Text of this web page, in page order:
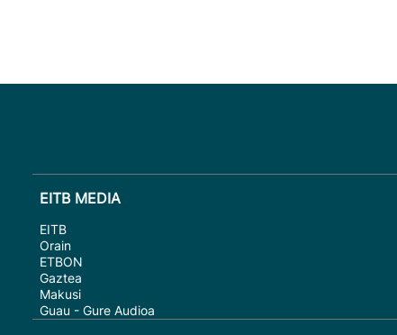
EITB MEDIA
EITB
Orain
ETBON
Gaztea
Makusi
Guau - Gure Audioa